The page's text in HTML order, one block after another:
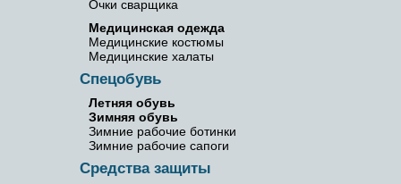
Очки сварщика
Медицинская одежда
Медицинские костюмы
Медицинские халаты
Спецобувь
Летняя обувь
Зимняя обувь
Зимние рабочие ботинки
Зимние рабочие сапоги
Средства защиты